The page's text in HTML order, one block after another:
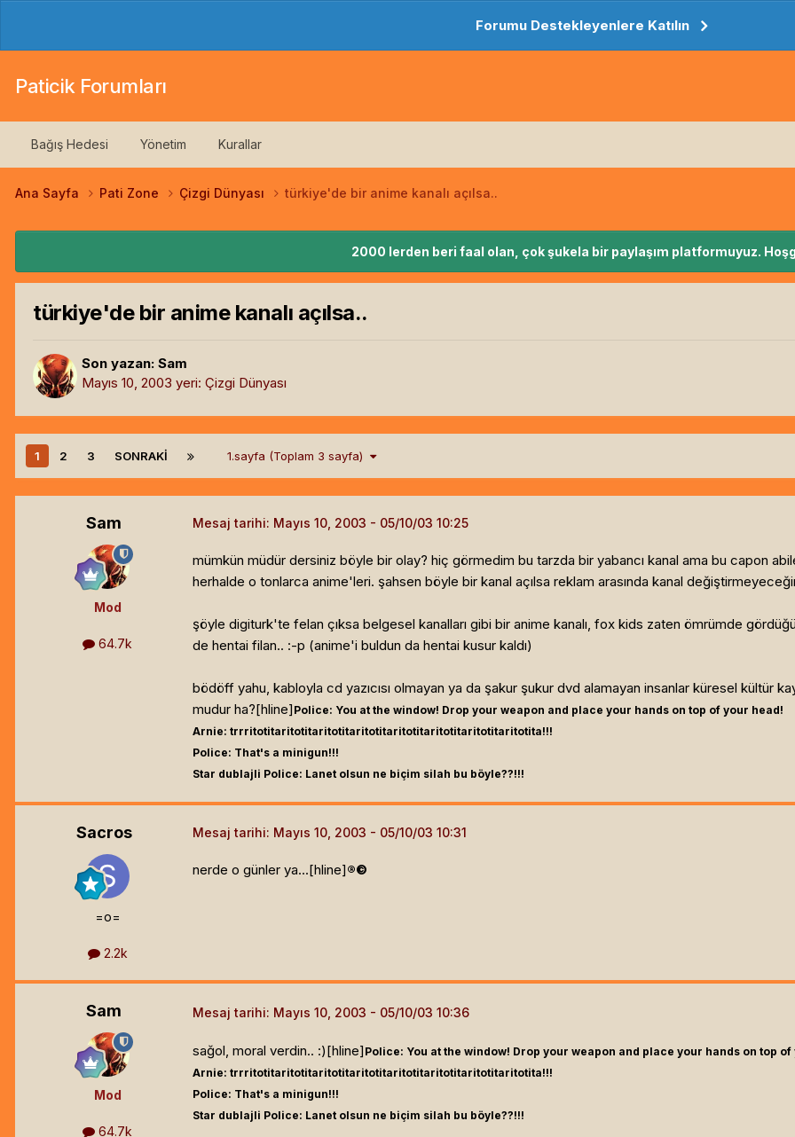
Forumu Destekleyenlere Katılın
Paticik Forumları
Bağış Hedesi Yönetim Kurallar
Ana Sayfa Pati Zone Çizgi Dünyası türkiye'de bir anime kanalı açılsa..
2000 lerden beri faal olan, çok şukela bir paylaşım platformuyuz.
türkiye'de bir anime kanalı açılsa..
Son yazan: Sam
Mayıs 10, 2003 yeri: Çizgi Dünyası
1 2 3 SONRAKI 1.sayfa (Toplam 3 sayfa)
Sam
Mod
64.7k
Mesaj tarihi: Mayıs 10, 2003
mümkün müdür dersiniz böyle bir olay? hiç görmedim bu tarzda bir yabancı kanal ama bu capon
herhalde o tonlarca anime'leri. şahsen böyle bir kanal açılsa reklam arasında kanal
şöyle digiturk'te felan çıksa belgesel kanalları gibi bir anime kanalı, fox kids zaten ömrümde
de hentai filan.. :-p (anime'i buldun da hentai kusur kaldı)
bödöff yahu, kabloyla cd yazıcısı olmayan ya da şakur şukur dvd alamayan insanlar küresel kültür
mudur ha?[hline] Police: You at the window! Drop your weapon and place your hands on top of your head!
Arnie: trrritotitaritotitaritotitaritotitaritotitaritotitaritotitaritotita!!!
Police: That's a minigun!!!
Star dublajli Police: Lanet olsun ne biçim silah bu böyle??!!!
Sacros
=o=
2.2k
Mesaj tarihi: Mayıs 10, 2003
nerde o günler ya...[hline]®©
Sam
Mod
64.7k
Mesaj tarihi: Mayıs 10, 2003
sağol, moral verdin.. :)[hline] Police: You at the window! Drop your weapon and place your hands on top
Arnie: trrritotitaritotitaritotitaritotitaritotitaritotitaritotitaritotita!!!
Police: That's a minigun!!!
Star dublajli Police: Lanet olsun ne biçim silah bu böyle??!!!